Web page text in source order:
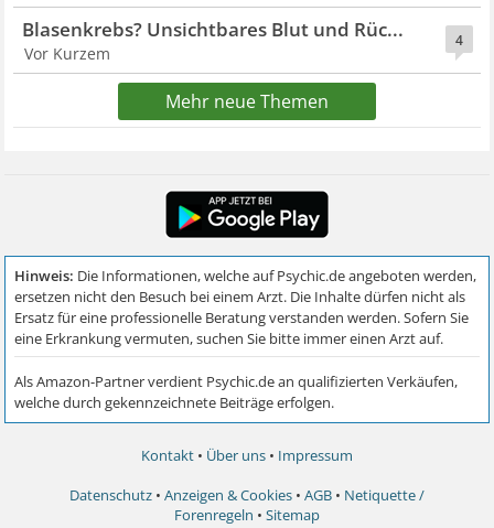
4
Blasenkrebs? Unsichtbares Blut und Rüc...
Vor Kurzem
Mehr neue Themen
Kontakt • Über uns • Impressum
Datenschutz • Anzeigen & Cookies • AGB • Netiquette /
Forenregeln • Sitemap